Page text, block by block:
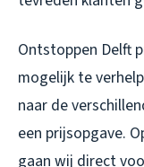
Ontstoppen Delft
mogelijk te
naar de
een prijsopgave.
gaan wij direct